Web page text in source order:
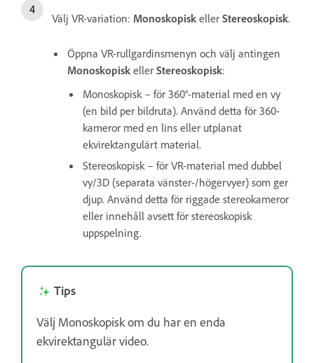
Välj VR-variation: Monoskopisk eller Stereoskopisk.
Öppna VR-rullgardinsmenyn och välj antingen
Monoskopisk eller Stereoskopisk:
Monoskopisk – för 360°-material med en vy
(en bild per bildruta). Använd detta för 360-
kameror med en lins eller utplanat
ekvirektangulärt material.
Stereoskopisk – för VR-material med dubbel
vy/3D (separata vänster-/högervyer) som ger
djup. Använd detta för riggade stereokameror
eller innehåll avsett för stereoskopisk
uppspelning.
Tips
Välj Monoskopisk om du har en enda
ekvirektangulär video.